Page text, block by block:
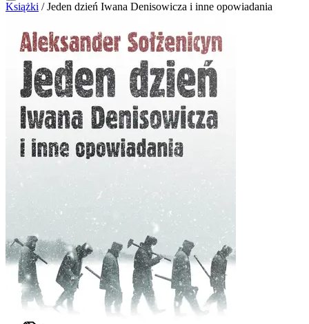
Książki / Jeden dzień Iwana Denisowicza i inne opowiadania